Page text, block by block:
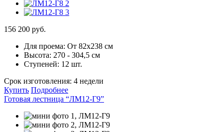
156 200 руб.
Для проема: От 82х238 см
Высота: 270 - 304,5 см
Ступеней: 12 шт.
Срок изготовления: 4 недели
Купить Подробнее
Готовая лестница “ЛМ12-Г9”